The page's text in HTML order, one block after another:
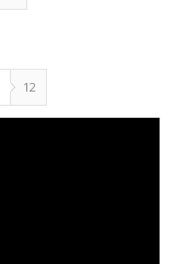
12